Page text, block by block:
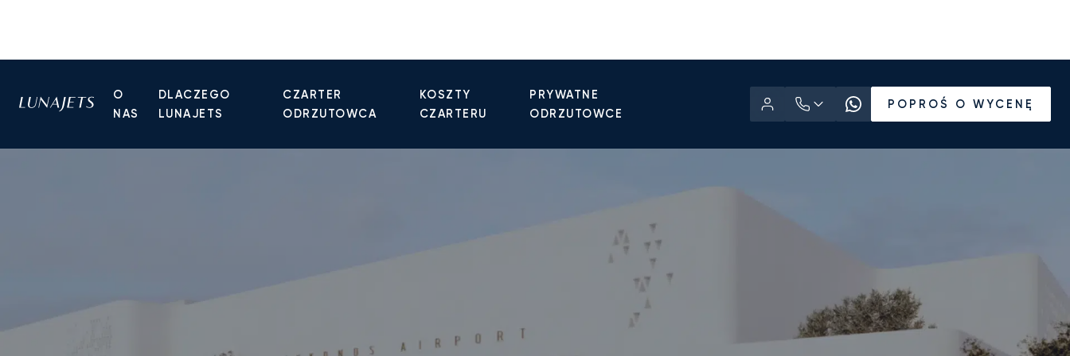
O
NAS
DLACZEGO
LUNAJETS
CZARTER
ODRZUTOWCA
KOSZTY
CZARTERU
PRYWATNE
ODRZUTOWCE
POPROŚ O WYCENĘ